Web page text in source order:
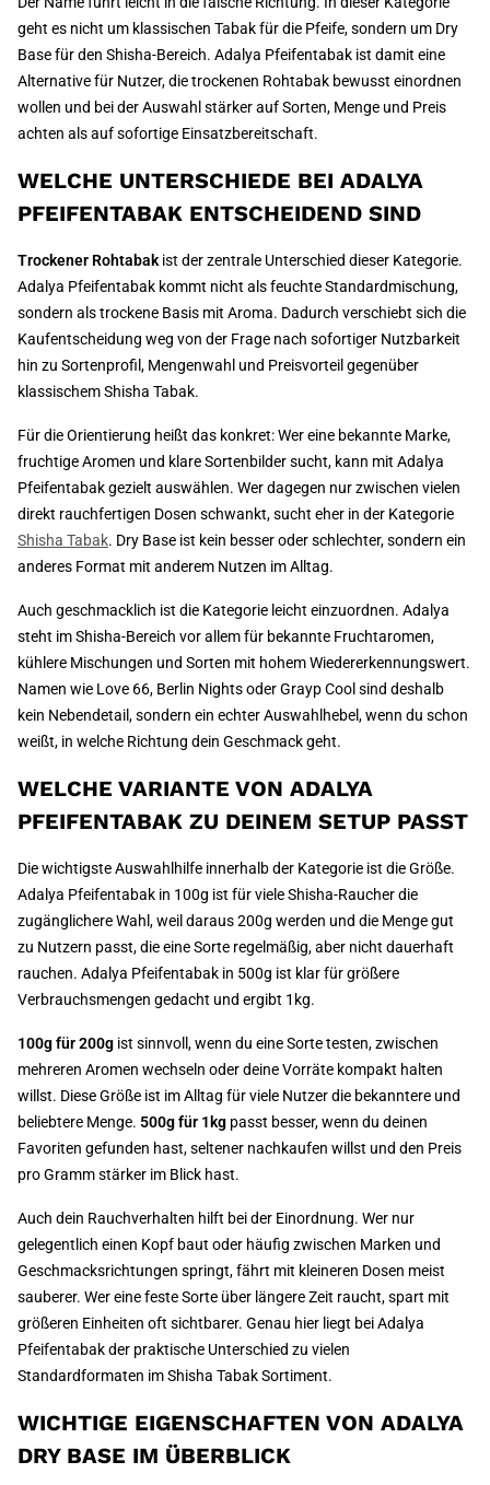
geht es nicht um klassischen Tabak für die Pfeife, sondern um Dry
Base für den Shisha-Bereich. Adalya Pfeifentabak ist damit eine
Alternative für Nutzer, die trockenen Rohtabak bewusst einordnen
wollen und bei der Auswahl stärker auf Sorten, Menge und Preis
achten als auf sofortige Einsatzbereitschaft.
WELCHE UNTERSCHIEDE BEI ADALYA
PFEIFENTABAK ENTSCHEIDEND SIND
Trockener Rohtabak ist der zentrale Unterschied dieser Kategorie.
Adalya Pfeifentabak kommt nicht als feuchte Standardmischung,
sondern als trockene Basis mit Aroma. Dadurch verschiebt sich die
Kaufentscheidung weg von der Frage nach sofortiger Nutzbarkeit
hin zu Sortenprofil, Mengenwahl und Preisvorteil gegenüber
klassischem Shisha Tabak.
Für die Orientierung heißt das konkret: Wer eine bekannte Marke,
fruchtige Aromen und klare Sortenbilder sucht, kann mit Adalya
Pfeifentabak gezielt auswählen. Wer dagegen nur zwischen vielen
direkt rauchfertigen Dosen schwankt, sucht eher in der Kategorie
Shisha Tabak. Dry Base ist kein besser oder schlechter, sondern ein
anderes Format mit anderem Nutzen im Alltag.
Auch geschmacklich ist die Kategorie leicht einzuordnen. Adalya
steht im Shisha-Bereich vor allem für bekannte Fruchtaromen,
kühlere Mischungen und Sorten mit hohem Wiedererkennungswert.
Namen wie Love 66, Berlin Nights oder Grayp Cool sind deshalb
kein Nebendetail, sondern ein echter Auswahlhebel, wenn du schon
weißt, in welche Richtung dein Geschmack geht.
WELCHE VARIANTE VON ADALYA
PFEIFENTABAK ZU DEINEM SETUP PASST
Die wichtigste Auswahlhilfe innerhalb der Kategorie ist die Größe.
Adalya Pfeifentabak in 100g ist für viele Shisha-Raucher die
zugänglichere Wahl, weil daraus 200g werden und die Menge gut
zu Nutzern passt, die eine Sorte regelmäßig, aber nicht dauerhaft
rauchen. Adalya Pfeifentabak in 500g ist klar für größere
Verbrauchsmengen gedacht und ergibt 1kg.
100g für 200g ist sinnvoll, wenn du eine Sorte testen, zwischen
mehreren Aromen wechseln oder deine Vorräte kompakt halten
willst. Diese Größe ist im Alltag für viele Nutzer die bekanntere und
beliebtere Menge. 500g für 1kg passt besser, wenn du deinen
Favoriten gefunden hast, seltener nachkaufen willst und den Preis
pro Gramm stärker im Blick hast.
Auch dein Rauchverhalten hilft bei der Einordnung. Wer nur
gelegentlich einen Kopf baut oder häufig zwischen Marken und
Geschmacksrichtungen springt, fährt mit kleineren Dosen meist
sauberer. Wer eine feste Sorte über längere Zeit raucht, spart mit
größeren Einheiten oft sichtbarer. Genau hier liegt bei Adalya
Pfeifentabak der praktische Unterschied zu vielen
Standardformaten im Shisha Tabak Sortiment.
WICHTIGE EIGENSCHAFTEN VON ADALYA
DRY BASE IM ÜBERBLICK